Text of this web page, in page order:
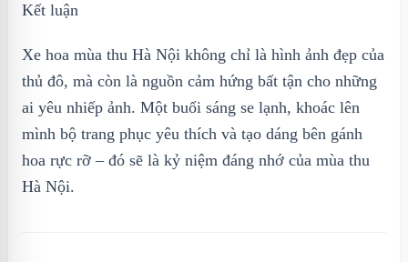
Kết luận
Xe hoa mùa thu Hà Nội không chỉ là hình ảnh đẹp của
thủ đô, mà còn là nguồn cảm hứng bất tận cho những
ai yêu nhiếp ảnh. Một buổi sáng se lạnh, khoác lên
mình bộ trang phục yêu thích và tạo dáng bên gánh
hoa rực rỡ – đó sẽ là kỷ niệm đáng nhớ của mùa thu
Hà Nội.